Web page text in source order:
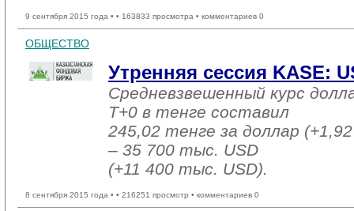
9 сентября 2015 года • • 163833 просмотра • комментариев 0
ОБЩЕСТВО
Утренняя сессия KASE:
Средневзвешенный курс
T+0 в тенге составил
245,02 тенге за доллар
– 35 700 тыс. USD
(+11 400 тыс. USD).
8 сентября 2015 года • • 216251 просмотр • комментариев 0